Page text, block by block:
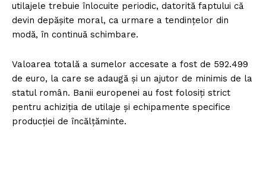
utilajele trebuie înlocuite periodic, datorită faptului că
devin depăşite moral, ca urmare a tendinţelor din
modă, în continuă schimbare.
Valoarea totală a sumelor accesate a fost de 592.499
de euro, la care se adaugă şi un ajutor de minimis de la
statul român. Banii europenei au fost folosiţi strict
pentru achiziţia de utilaje şi echipamente specifice
producţiei de încălţăminte.